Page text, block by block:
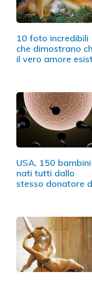
10 foto incredibili
che dimostrano
il vero amore
USA, 150 bambini
nati tutti dallo
stesso donatore